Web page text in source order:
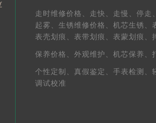
走时维修价格、 走快、 走慢、 停走、
起雾、 生锈维修价格、 机芯生锈、
表壳划痕、 表带划痕、 表蒙划痕、
保养价格、 外观维护、 机芯保养、
个性定制、 真假鉴定、 手表检测、
调试校准